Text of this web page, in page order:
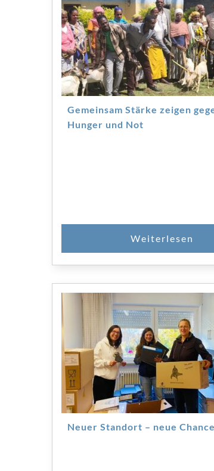
Gemeinsam Stärke zeigen
Hunger und Not
Neuer Standort – neue